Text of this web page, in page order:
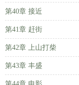
第40章 接近
第41章 赶街
第42章 上山打柴
第43章 丰盛